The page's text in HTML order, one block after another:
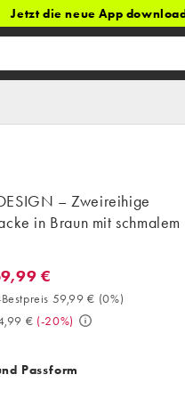
Jetzt die neue App
– Zweireihige
in Braun mit schmalem
€. 30-Tage-Bestpreis
€
59,99 € (0%)
€ (-20%)
Passform